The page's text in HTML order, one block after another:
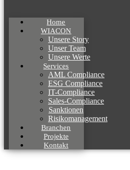
Home
WIACON
Unsere Story
Unser Team
Unsere Werte
Services
AML Compliance
ESG Compliance
IT-Compliance
Sales-Compliance
Sanktionen
Risikomanagement
Branchen
Projekte
Kontakt